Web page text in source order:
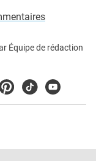
Équipe de rédaction
TiktokYoutube